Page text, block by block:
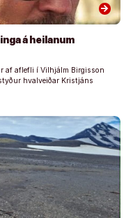
arrow_forward
á heilanum
af aflefli í Vilhjálm Birgisson
hvalveiðar Kristjáns